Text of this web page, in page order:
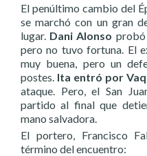
El penúltimo cambio del
se marchó con un gran
lugar. Dani Alonso probó
pero no tuvo fortuna. El
muy buena, pero un
postes. Ita entró por
ataque. Pero, el San
partido al final que
mano salvadora.
El portero, Francisco
término del encuentro: